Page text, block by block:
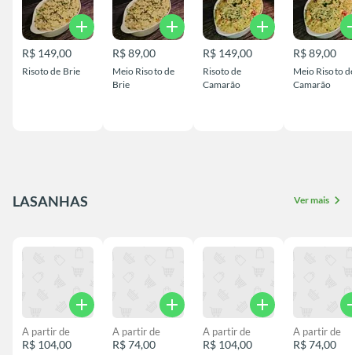
Risoto de Brie
R$ 149,00
add
Meio Risoto de
Brie
R$ 89,00
add
Risoto de
Camarão
R$ 149,00
add
Meio Risoto
Camarão
R$ 89,00
LASANHAS Ver mais chevron_right
A partir de
R$ 104,00
add
A partir de
R$ 74,00
add
A partir de
R$ 104,00
add
A partir de
R$ 74,00